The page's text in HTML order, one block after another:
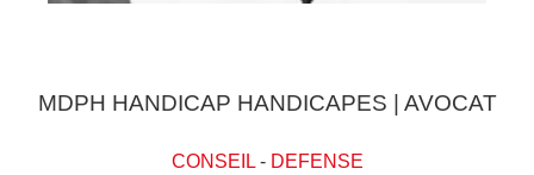
MDPH HANDICAP HANDICAPES | AVOCAT
CONSEIL- DEFENSE